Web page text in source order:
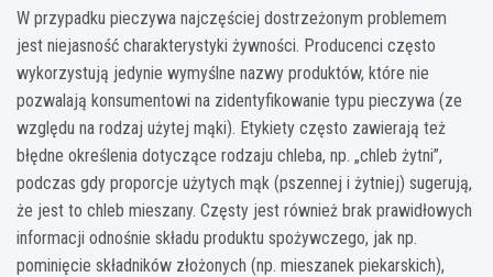
W przypadku pieczywa najczęściej dostrzeżonym problemem
jest niejasność charakterystyki żywności. Producenci często
wykorzystują jedynie wymyślne nazwy produktów, które nie
pozwalają konsumentowi na zidentyfikowanie typu pieczywa (ze
względu na rodzaj użytej mąki). Etykiety często zawierają też
błędne określenia dotyczące rodzaju chleba, np. „chleb żytni”,
podczas gdy proporcje użytych mąk (pszennej i żytniej) sugerują,
że jest to chleb mieszany. Częsty jest również brak prawidłowych
informacji odnośnie składu produktu spożywczego, jak np.
pominięcie składników złożonych (np. mieszanek piekarskich),